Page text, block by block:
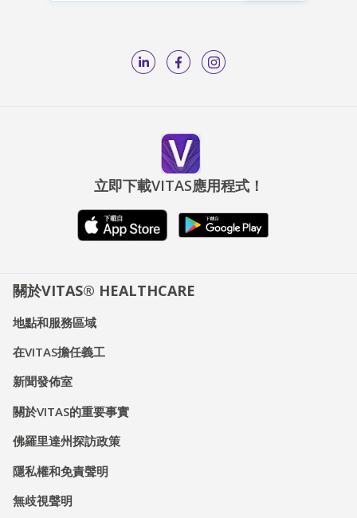
立即下載VITAS應用程式！
關於VITAS® HEALTHCARE
地點和服務區域
在VITAS擔任義工
新聞發佈室
關於VITAS的重要事實
佛羅里達州探訪政策
隱私權和免責聲明
無歧視聲明